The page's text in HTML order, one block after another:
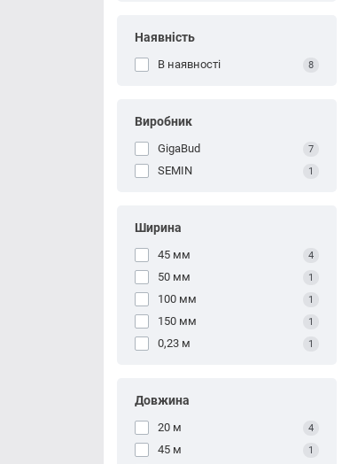
Наявність
В наявності 8
Виробник
GigaBud 7
SEMIN 1
Ширина
45 мм 4
50 мм 1
100 мм 1
150 мм 1
0,23 м 1
Довжина
20 м 4
45 м 1